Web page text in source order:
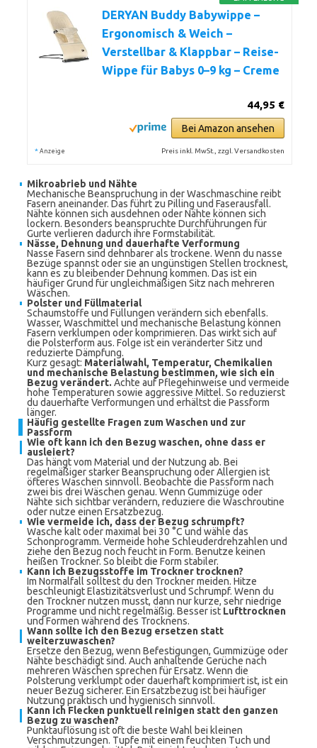
DERYAN Buddy Babywippe –
Ergonomisch & Weich –
Verstellbar & Klappbar – Reise-
Wippe für Babys 0–9 kg – Creme
44,95 €
Bei Amazon ansehen
* Anzeige Preis inkl. MwSt., zzgl. Versandkosten
Mikroabrieb und Nähte
Mechanische Beanspruchung in der Waschmaschine reibt
Fasern aneinander. Das führt zu Pilling und Faserausfall.
Nähte können sich ausdehnen oder Nähte können sich
lockern. Besonders beanspruchte Durchführungen für
Gurte verlieren dadurch ihre Formstabilität.
Nässe, Dehnung und dauerhafte Verformung
Nasse Fasern sind dehnbarer als trockene. Wenn du nasse
Bezüge spannst oder sie an ungünstigen Stellen trocknest,
kann es zu bleibender Dehnung kommen. Das ist ein
häufiger Grund für ungleichmäßigen Sitz nach mehreren
Wäschen.
Polster und Füllmaterial
Schaumstoffe und Füllungen verändern sich ebenfalls.
Wasser, Waschmittel und mechanische Belastung können
Fasern verklumpen oder komprimieren. Das wirkt sich auf
die Polsterform aus. Folge ist ein veränderter Sitz und
reduzierte Dämpfung.
Kurz gesagt: Materialwahl, Temperatur, Chemikalien
und mechanische Belastung bestimmen, wie sich ein
Bezug verändert. Achte auf Pflegehinweise und vermeide
hohe Temperaturen sowie aggressive Mittel. So reduzierst
du dauerhafte Verformungen und erhältst die Passform
länger.
Häufig gestellte Fragen zum Waschen und zur
Passform
Wie oft kann ich den Bezug waschen, ohne dass er
ausleiert?
Das hängt vom Material und der Nutzung ab. Bei
regelmäßiger starker Beanspruchung oder Allergien ist
öfteres Waschen sinnvoll. Beobachte die Passform nach
zwei bis drei Wäschen genau. Wenn Gummizüge oder
Nähte sich sichtbar verändern, reduziere die Waschroutine
oder nutze einen Ersatzbezug.
Wie vermeide ich, dass der Bezug schrumpft?
Wasche kalt oder maximal bei 30 °C und wähle das
Schonprogramm. Vermeide hohe Schleuderdrehzahlen und
ziehe den Bezug noch feucht in Form. Benutze keinen
heißen Trockner. So bleibt die Form stabiler.
Kann ich Bezugsstoffe im Trockner trocknen?
Im Normalfall solltest du den Trockner meiden. Hitze
beschleunigt Elastizitätsverlust und Schrumpf. Wenn du
den Trockner nutzen musst, dann nur kurze, sehr niedrige
Programme und nicht regelmäßig. Besser ist Lufttrocknen
und Formen während des Trocknens.
Wann sollte ich den Bezug ersetzen statt
weiterzuwaschen?
Ersetze den Bezug, wenn Befestigungen, Gummizüge oder
Nähte beschädigt sind. Auch anhaltende Gerüche nach
mehreren Wäschen sprechen für Ersatz. Wenn die
Polsterung verklumpt oder dauerhaft komprimiert ist, ist ein
neuer Bezug sicherer. Ein Ersatzbezug ist bei häufiger
Nutzung praktisch und hygienisch sinnvoll.
Kann ich Flecken punktuell reinigen statt den ganzen
Bezug zu waschen?
Punktauflösung ist oft die beste Wahl bei kleinen
Verschmutzungen. Tupfe mit einem feuchten Tuch und